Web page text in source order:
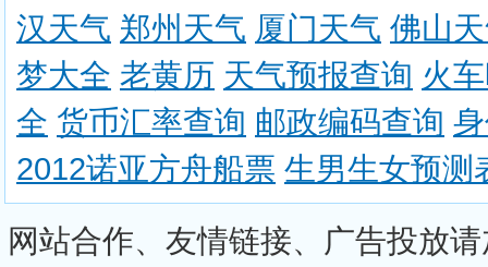
汉天气 郑州天气 厦门天气 佛山
梦大全 老黄历 天气预报查询 火
全 货币汇率查询 邮政编码查询
2012诺亚方舟船票 生男生女预测
网站合作、友情链接、广告投放